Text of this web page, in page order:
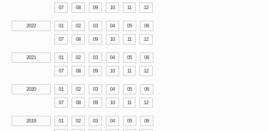
07 08 09 10 11 12
2022 01 02 03 04 05 06
07 08 09 10 11 12
2021 01 02 03 04 05 06
07 08 09 10 11 12
2020 01 02 03 04 05 06
07 08 09 10 11 12
2019 01 02 03 04 05 06